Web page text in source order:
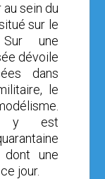
sein du
sur le
Sur une
dévoile
dans
le
y est
dont une
jour.